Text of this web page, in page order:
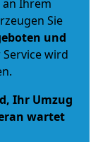
Ihrem
Sie
und
wird
Ihr Umzug
wartet